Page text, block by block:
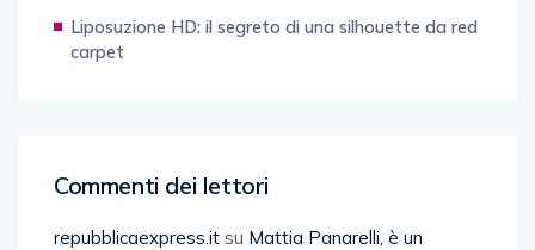
Liposuzione HD: il segreto di una silhouette da red
carpet
Commenti dei lettori
repubblicaexpress.it su Mattia Panarelli, è un